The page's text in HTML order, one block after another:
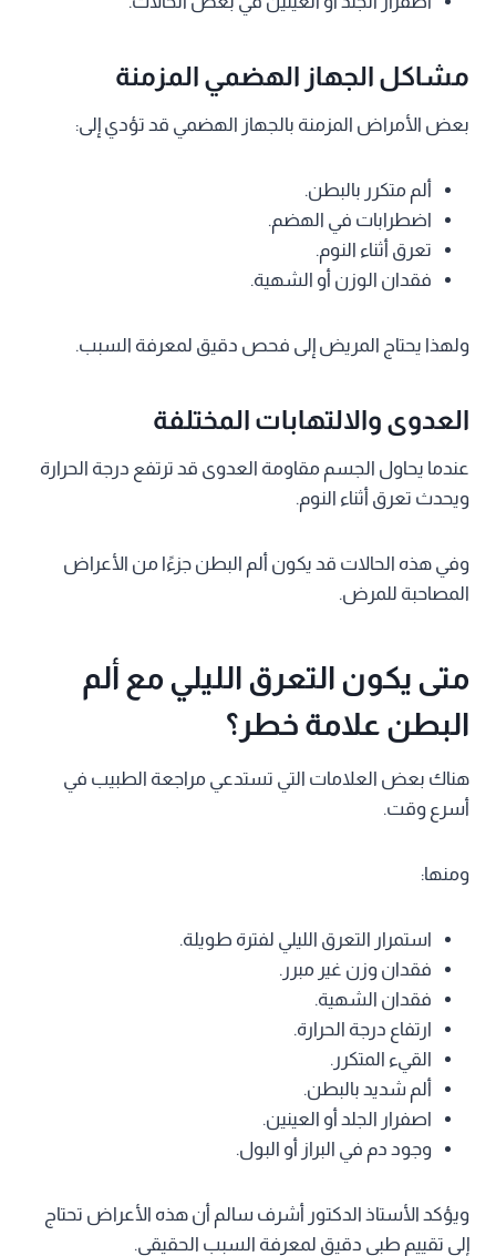
مشاكل الجهاز الهضمي المزمنة
بعض الأمراض المزمنة بالجهاز الهضمي قد تؤدي إلى:
ألم متكرر بالبطن.
اضطرابات في الهضم.
تعرق أثناء النوم.
فقدان الوزن أو الشهية.
ولهذا يحتاج المريض إلى فحص دقيق لمعرفة السبب.
العدوى والالتهابات المختلفة
عندما يحاول الجسم مقاومة العدوى قد ترتفع درجة الحرارة
ويحدث تعرق أثناء النوم.
وفي هذه الحالات قد يكون ألم البطن جزءًا من الأعراض
المصاحبة للمرض.
متى يكون التعرق الليلي مع ألم
البطن علامة خطر؟
هناك بعض العلامات التي تستدعي مراجعة الطبيب في
أسرع وقت.
ومنها:
استمرار التعرق الليلي لفترة طويلة.
فقدان وزن غير مبرر.
فقدان الشهية.
ارتفاع درجة الحرارة.
القيء المتكرر.
ألم شديد بالبطن.
اصفرار الجلد أو العينين.
وجود دم في البراز أو البول.
ويؤكد الأستاذ الدكتور أشرف سالم أن هذه الأعراض تحتاج
إلى تقييم طبي دقيق لمعرفة السبب الحقيقي.